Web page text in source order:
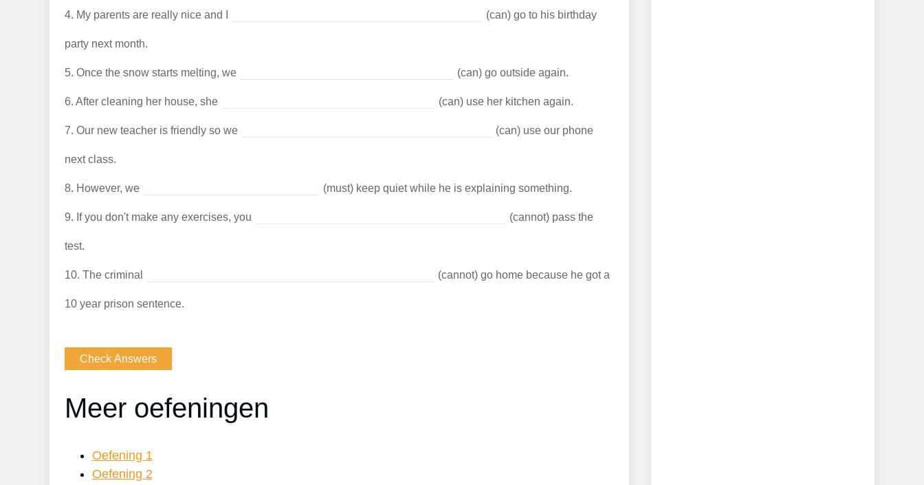
4. My parents are really nice and I (can) go to his birthday
party next month.
5. Once the snow starts melting, we (can) go outside again.
6. After cleaning her house, she (can) use her kitchen again.
7. Our new teacher is friendly so we (can) use our phone
next class.
8. However, we (must) keep quiet while he is explaining something.
9. If you don't make any exercises, you (cannot) pass the
test.
10. The criminal (cannot) go home because he got a
10 year prison sentence.
Meer oefeningen
Oefening 1
Oefening 2